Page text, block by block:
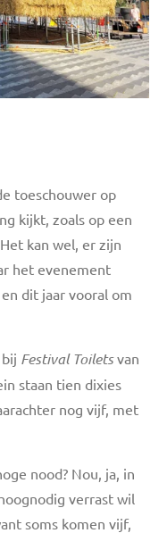
toeschouwer op
kijkt, zoals op een
kan wel, er zijn
het evenement
dit jaar vooral om
Festival Toiletsvan
staan tien dixies
nog vijf, met
nood? Nou, ja, in
verrast wil
soms komen vijf,